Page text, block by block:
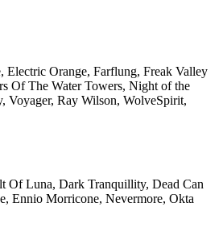
Electric Orange, Farflung, Freak Valley
Of The Water Towers, Night of the
Voyager, Ray Wilson, WolveSpirit,
Of Luna, Dark Tranquillity, Dead Can
Ennio Morricone, Nevermore, Okta